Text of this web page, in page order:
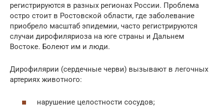
регистрируются в разных регионах России. Проблема
остро стоит в Ростовской области, где заболевание
приобрело масштаб эпидемии, часто регистрируются
случаи дирофиляриоза на юге страны и Дальнем
Востоке. Болеют им и люди.
Дирофилярии (сердечные черви) вызывают в легочных
артериях животного:
нарушение целостности сосудов;